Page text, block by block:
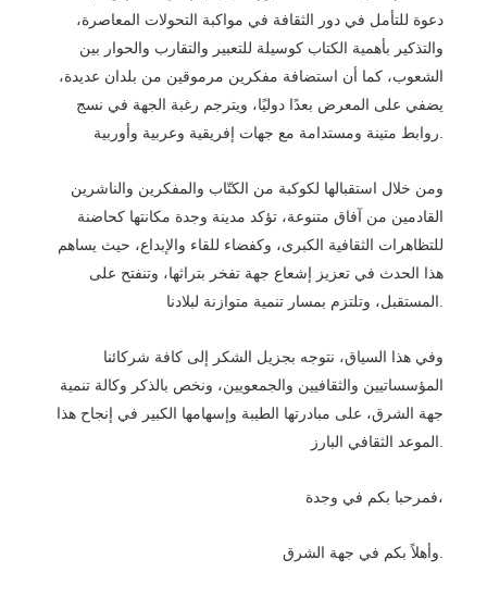
دعوة للتأمل في دور الثقافة في مواكبة التحولات المعاصرة،
والتذكير بأهمية الكتاب كوسيلة للتعبير والتقارب والحوار بين
الشعوب، كما أن استضافة مفكرين مرموقين من بلدان عديدة،
يضفي على المعرض بعدًا دوليًا، ويترجم رغبة الجهة في نسج
روابط متينة ومستدامة مع جهات إفريقية وعربية وأوربية.
ومن خلال استقبالها لكوكبة من الكتّاب والمفكرين والناشرين
القادمين من آفاق متنوعة، تؤكد مدينة وجدة مكانتها كحاضنة
للتظاهرات الثقافية الكبرى، وكفضاء للقاء والإبداع، حيث يساهم
هذا الحدث في تعزيز إشعاع جهة تفخر بتراثها، وتنفتح على
المستقبل، وتلتزم بمسار تنمية متوازنة لبلادنا.
وفي هذا السياق، نتوجه بجزيل الشكر إلى كافة شركائنا
المؤسساتيين والثقافيين والجمعويين، ونخص بالذكر وكالة تنمية
جهة الشرق، على مبادرتها الطيبة وإسهامها الكبير في إنجاح هذا
الموعد الثقافي البارز.
فمرحبا بكم في وجدة،
وأهلاً بكم في جهة الشرق.